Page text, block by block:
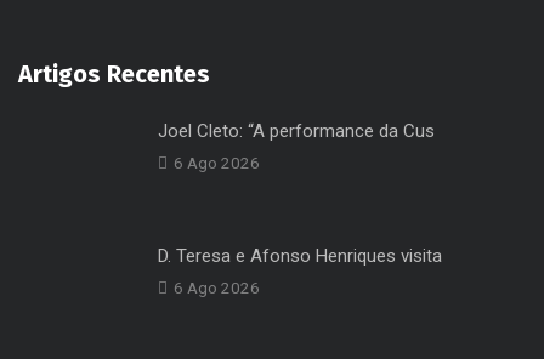
Canal de Denúncias
Artigos Recentes